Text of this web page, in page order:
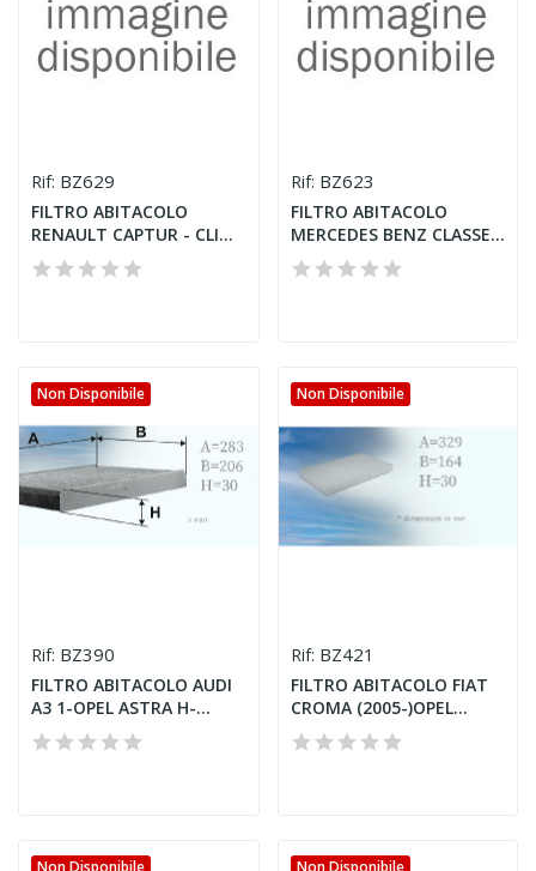
Rif: BZ629
FILTRO ABITACOLO
RENAULT CAPTUR - CLIO
IV -...
Rif: BZ623
FILTRO ABITACOLO
MERCEDES BENZ CLASSE
A 160 CDI
Non Disponibile
Rif: BZ390
FILTRO ABITACOLO AUDI
A3 1-OPEL ASTRA H-
SEAT...
Non Disponibile
Rif: BZ421
FILTRO ABITACOLO FIAT
CROMA (2005-)OPEL
CORSA...
Non Disponibile Non Disponibile